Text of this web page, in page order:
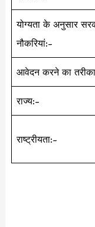
योग्यता के अनुसार
नौकरियां:-
आवेदन करने का
राज्य:-
राष्ट्रीयता:-